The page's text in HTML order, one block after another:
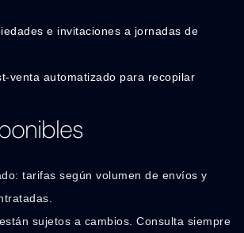
e invitaciones a jornadas de
venta automatizado para recopilar
tarifas según volumen de envíos y
sujetos a cambios. Consulta siempre